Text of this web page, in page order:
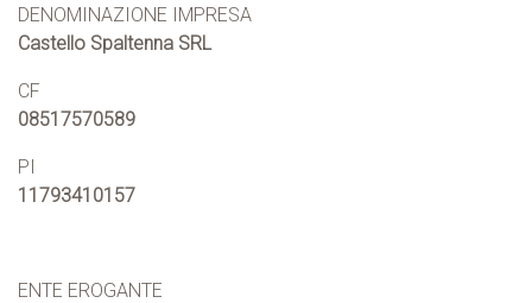
DENOMINAZIONE IMPRESA
Castello Spaltenna SRL
CF
08517570589
PI
11793410157
ENTE EROGANTE